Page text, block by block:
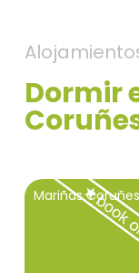
Dormir
Mariñas